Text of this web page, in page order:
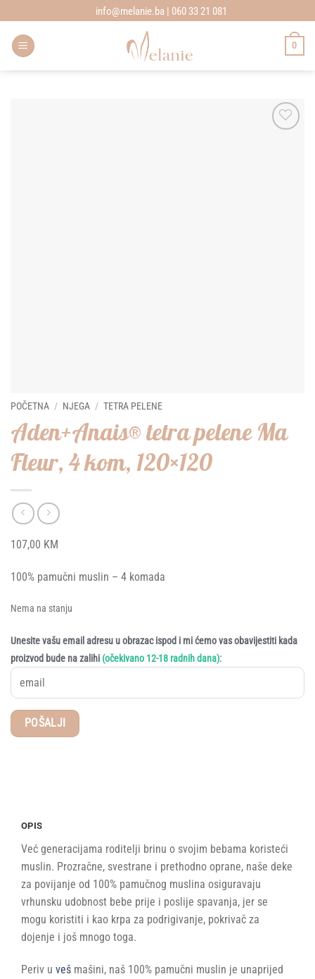
to
content
info@melanie.ba | 060 33 21 081
0
POČETNA / NJEGA / TETRA PELENE
Aden+Anais® tetra pelene Ma
Fleur, 4 kom, 120×120
107,00 KM
100% pamučni muslin – 4 komada
Nema na stanju
Unesite vašu email adresu u obrazac ispod i mi ćemo vas obavijestiti kada
proizvod bude na zalihi (očekivano 12-18 radnih dana):
OPIS
Već generacijama roditelji brinu o svojim bebama koristeći
muslin. Prozračne, svestrane i prethodno oprane, naše deke
za povijanje od 100% pamučnog muslina osiguravaju
vrhunsku udobnost bebe prije i poslije spavanja, jer se
mogu koristiti i kao krpa za podrigivanje, pokrivač za
dojenje i još mnogo toga.
Periv u veš mašini, naš 100% pamučni muslin je unaprijed